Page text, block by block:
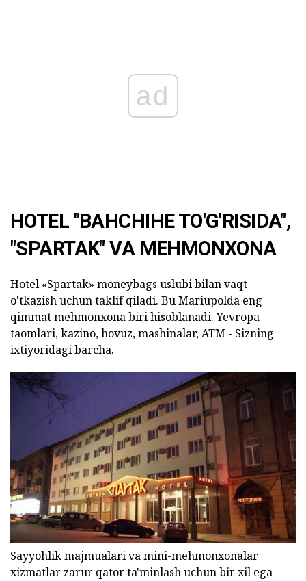
ad
HOTEL "BAHCHIHE TO'G'RISIDA",
"SPARTAK" VA MEHMONXONA
Hotel «Spartak» moneybags uslubi bilan vaqt
o'tkazish uchun taklif qiladi. Bu Mariupolda eng
qimmat mehmonxona biri hisoblanadi. Yevropa
taomlari, kazino, hovuz, mashinalar, ATM - Sizning
ixtiyoridagi barcha.
Sayyohlik majmualari va mini-mehmonxonalar
xizmatlar zarur qator ta'minlash uchun bir xil ega